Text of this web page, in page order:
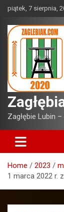
Skip
content
piątek, 7 sierpnia,
Zagłębie Lubin
Home 2023
1 marca 2022 r.